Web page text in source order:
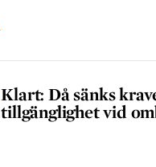
Klart: Då sänks
tillgänglighet vid